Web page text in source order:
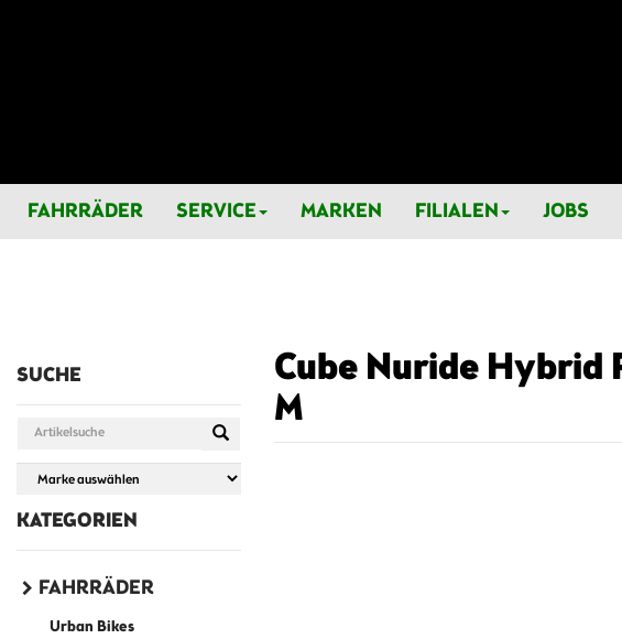
FAHRRÄDER SERVICE MARKEN FILIALEN JOBS
SUCHE
KATEGORIEN
FAHRRÄDER
Urban Bikes
Cube Nuride Hybrid
M